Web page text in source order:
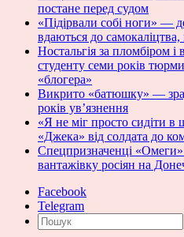
постане перед судом
«Підірвали собі ноги» —
вдаються до
Ностальгія за пломбіром і
студенту семи років
«блогера»
Викрито «батюшку» —
років ув’язнення
«Я не міг просто сидіти
«Джека» від солдата до
Спецпризначенці
вантажівку росіян на
Facebook
Telegram